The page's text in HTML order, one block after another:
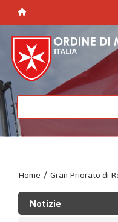
Home / Gran Priorato di
Notizie